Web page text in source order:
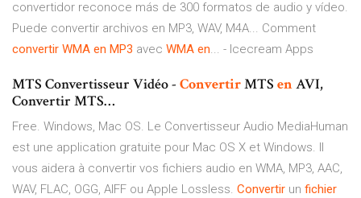
convertidor reconoce más de 300 formatos de audio y vídeo.
Puede convertir archivos en MP3, WAV, M4A... Comment
convertir WMA en MP3 avec WMA en... - Icecream Apps
MTS Convertisseur Vidéo - ConvertirMTS enAVI,
Convertir MTS…
Free. Windows, Mac OS. Le Convertisseur Audio MediaHuman
est une application gratuite pour Mac OS X et Windows. Il
vous aidera à convertir vos fichiers audio en WMA, MP3, AAC,
WAV, FLAC, OGG, AIFF ou Apple Lossless. Convertir un fichier